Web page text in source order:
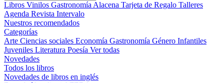
Libros Vinilos Gastronomía Alacena Tarjeta de Regalo Talleres
Agenda Revista Intervalo
Nuestros recomendados
Categorías
Arte Ciencias sociales Economía Gastronomía Género Infantiles
Juveniles Literatura Poesía Ver todas
Novedades
Todos los libros
Novedades de libros en inglés